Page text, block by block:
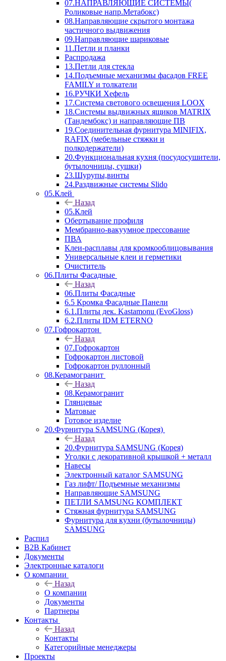
07.НАПРАВЛЯЮЩИЕ СИСТЕМЫ(
Роликовые напр.Метабокс)
08.Направляющие скрытого монтажа
частичного выдвижения
09.Направляющие шариковые
11.Петли и планки
Распродажа
13.Петли для стекла
14.Подъемные механизмы фасадов FREE
FAMILY и толкатели
16.РУЧКИ Хефель
17.Система светового освещения LOOX
18.Системы выдвижных ящиков MATRIX
(Тандембокс) и направляющие ПВ
19.Соединительная фурнитура MINIFIX,
RAFIX (мебельные стяжки и
полкодержатели)
20.Функциональная кухня (посудосушители,
бутылочницы, сушки)
23.Шурупы,винты
24.Раздвижные системы Slido
05.Клей
Назад
05.Клей
Обертывание профиля
Мембранно-вакуумное прессование
ПВА
Клеи-расплавы для кромкооблицовывания
Универсальные клеи и герметики
Очиститель
06.Плиты Фасадные
Назад
06.Плиты Фасадные
6.5 Кромка Фасадные Панели
6.1.Плиты дек. Kastamonu (EvoGloss)
6.2.Плиты IDM ETERNO
07.Гофрокартон
Назад
07.Гофрокартон
Гофрокартон листовой
Гофрокартон руллонный
08.Керамогранит
Назад
08.Керамогранит
Глянцевые
Матовые
Готовое изделие
20.Фурнитура SAMSUNG (Корея)
Назад
20.Фурнитура SAMSUNG (Корея)
Уголки с декоративной крышкой + металл
Навесы
Электронный каталог SAMSUNG
Газ лифт/ Подъемные механизмы
Направляющие SAMSUNG
ПЕТЛИ SAMSUNG КОМПЛЕКТ
Стяжная фурнитура SAMSUNG
Фурнитура для кухни (бутылочницы)
SAMSUNG
Распил
B2B Кабинет
Документы
Электронные каталоги
О компании
Назад
О компании
Документы
Партнеры
Контакты
Назад
Контакты
Категорийные менеджеры
Проекты